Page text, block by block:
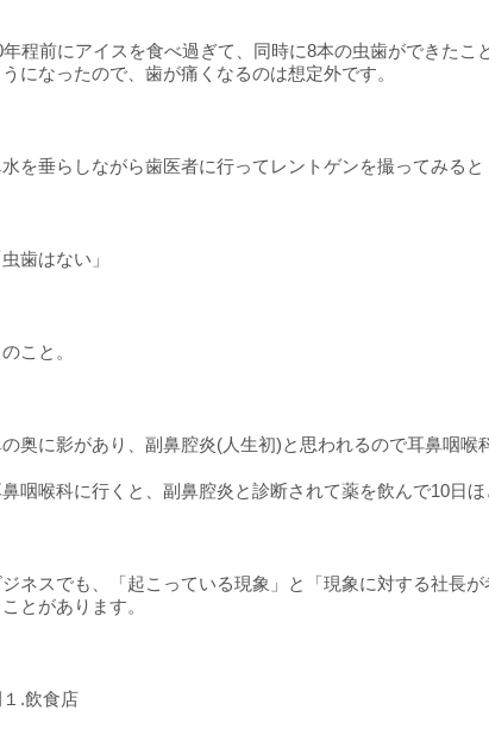
年程前にアイスを食べ過ぎて、同時に8本の虫歯ができたこ
うになったので、歯が痛くなるのは想定外です。
を垂らしながら歯医者に行ってレントゲンを撮ってみると
虫歯はない」
こと。
奥に影があり、副鼻腔炎(人生初)と思われるので耳鼻咽喉
咽喉科に行くと、副鼻腔炎と診断されて薬を飲んで10日
ジネスでも、「起こっている現象」と「現象に対する社長
ことがあります。
.飲食店